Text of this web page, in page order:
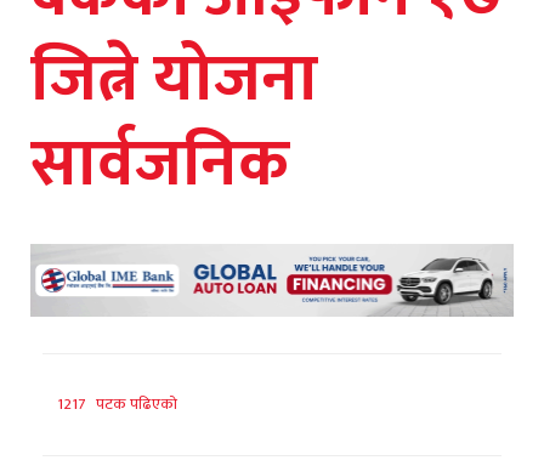
जित्ने योजना
सार्वजनिक
1217 पटक पढिएको